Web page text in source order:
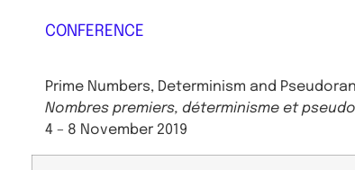
CONFERENCE
Prime Numbers, Determinism and
Nombres premiers, déterminisme et
4 – 8 November 2019